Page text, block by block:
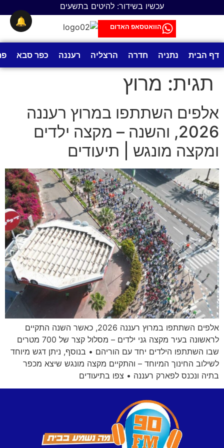
עכשיו בשידור: להיטים בתשעים
הוואטסאפ האדום
דף הבית נתניה חדרה הרצליה רעננה כפר סבא
תגית: מרוץ
אלפים השתתפו במרוץ רעננה
2026, והשנה – מקצה ילדים
ומקצה מונגש | תיעודים
אלפים השתתפו במרוץ רעננה 2026, כאשר השנה התקיים
לראשונה בעיר מקצה גני ילדים – מסלול קצר של 700 מטרים
שבו השתתפו הילדים יחד עם הוריהם • בנוסף, ניתן דגש מיוחד
לשילוב החינוך המיוחד – והתקיים מקצה מונגש שיצא מכפר
בתיה ונכנס לפארק רעננה • צפו בתיעודים
🔔